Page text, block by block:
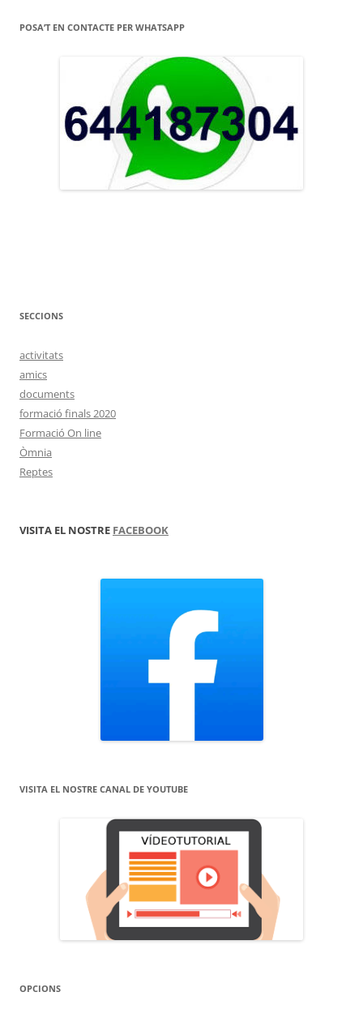
POSA’T EN CONTACTE PER WHATSAPP
SECCIONS
activitats
amics
documents
formació finals 2020
Formació On line
Òmnia
Reptes
VISITA EL NOSTRE FACEBOOK
VISITA EL NOSTRE CANAL DE YOUTUBE
OPCIONS